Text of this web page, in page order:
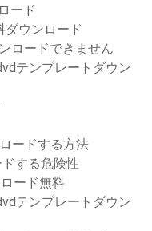
ード
ダウンロード
ロードできません
テンプレートダウン
ードする方法
する危険性
ード無料
テンプレートダウン